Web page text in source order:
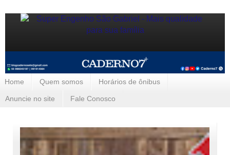
Home Quem somos Horários de ônibus
Anuncie no site Fale Conosco